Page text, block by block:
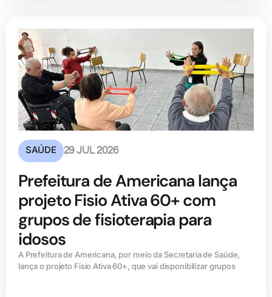
SAÚDE 29 JUL 2026
Prefeitura de Americana lança
projeto Fisio Ativa 60+ com
grupos de fisioterapia para
idosos
A Prefeitura de Americana, por meio da Secretaria de Saúde,
lança o projeto Fisio Ativa 60+, que vai disponibilizar grupos